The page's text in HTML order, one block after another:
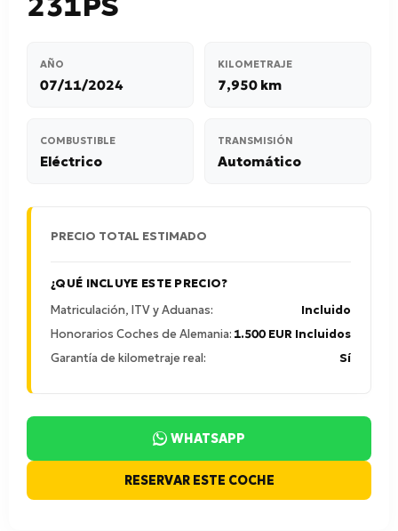
AÑO
07/11/2024
KILOMETRAJE
7,950 km
COMBUSTIBLE
Eléctrico
TRANSMISIÓN
Automático
PRECIO TOTAL ESTIMADO
¿QUÉ INCLUYE ESTE PRECIO?
Matriculación, ITV y Aduanas:
Incluido
Honorarios Coches de Alemania: 1.500 EUR Incluidos
Garantía de kilometraje real:
Sí
WHATSAPP
RESERVAR ESTE COCHE